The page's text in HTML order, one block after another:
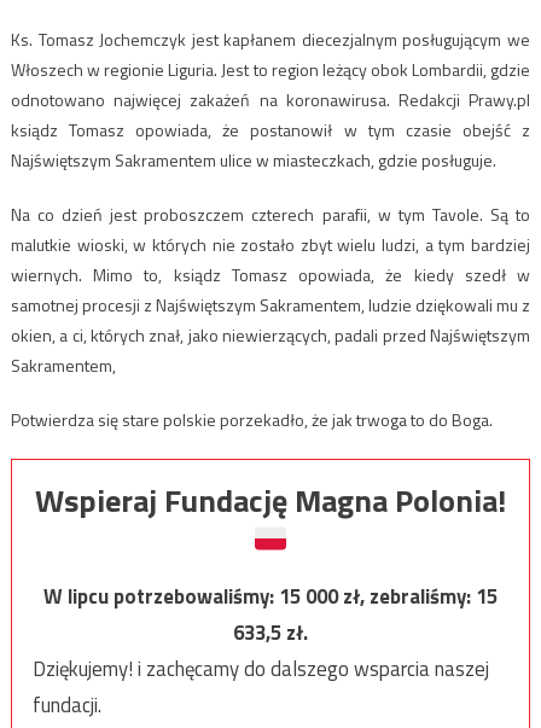
Ks. Tomasz Jochemczyk jest kapłanem diecezjalnym posługującym we
Włoszech w regionie Liguria. Jest to region leżący obok Lombardii, gdzie
odnotowano najwięcej zakażeń na koronawirusa. Redakcji Prawy.pl
ksiądz Tomasz opowiada, że postanowił w tym czasie obejść z
Najświętszym Sakramentem ulice w miasteczkach, gdzie posługuje.
Na co dzień jest proboszczem czterech parafii, w tym Tavole. Są to
malutkie wioski, w których nie zostało zbyt wielu ludzi, a tym bardziej
wiernych. Mimo to, ksiądz Tomasz opowiada, że kiedy szedł w
samotnej procesji z Najświętszym Sakramentem, ludzie dziękowali mu z
okien, a ci, których znał, jako niewierzących, padali przed Najświętszym
Sakramentem,
Potwierdza się stare polskie porzekadło, że jak trwoga to do Boga.
Wspieraj Fundację Magna Polonia!
W lipcu potrzebowaliśmy:15 000zł, zebraliśmy:15
633,5zł.
Dziękujemy! i zachęcamy do dalszego wsparcia naszej
fundacji.